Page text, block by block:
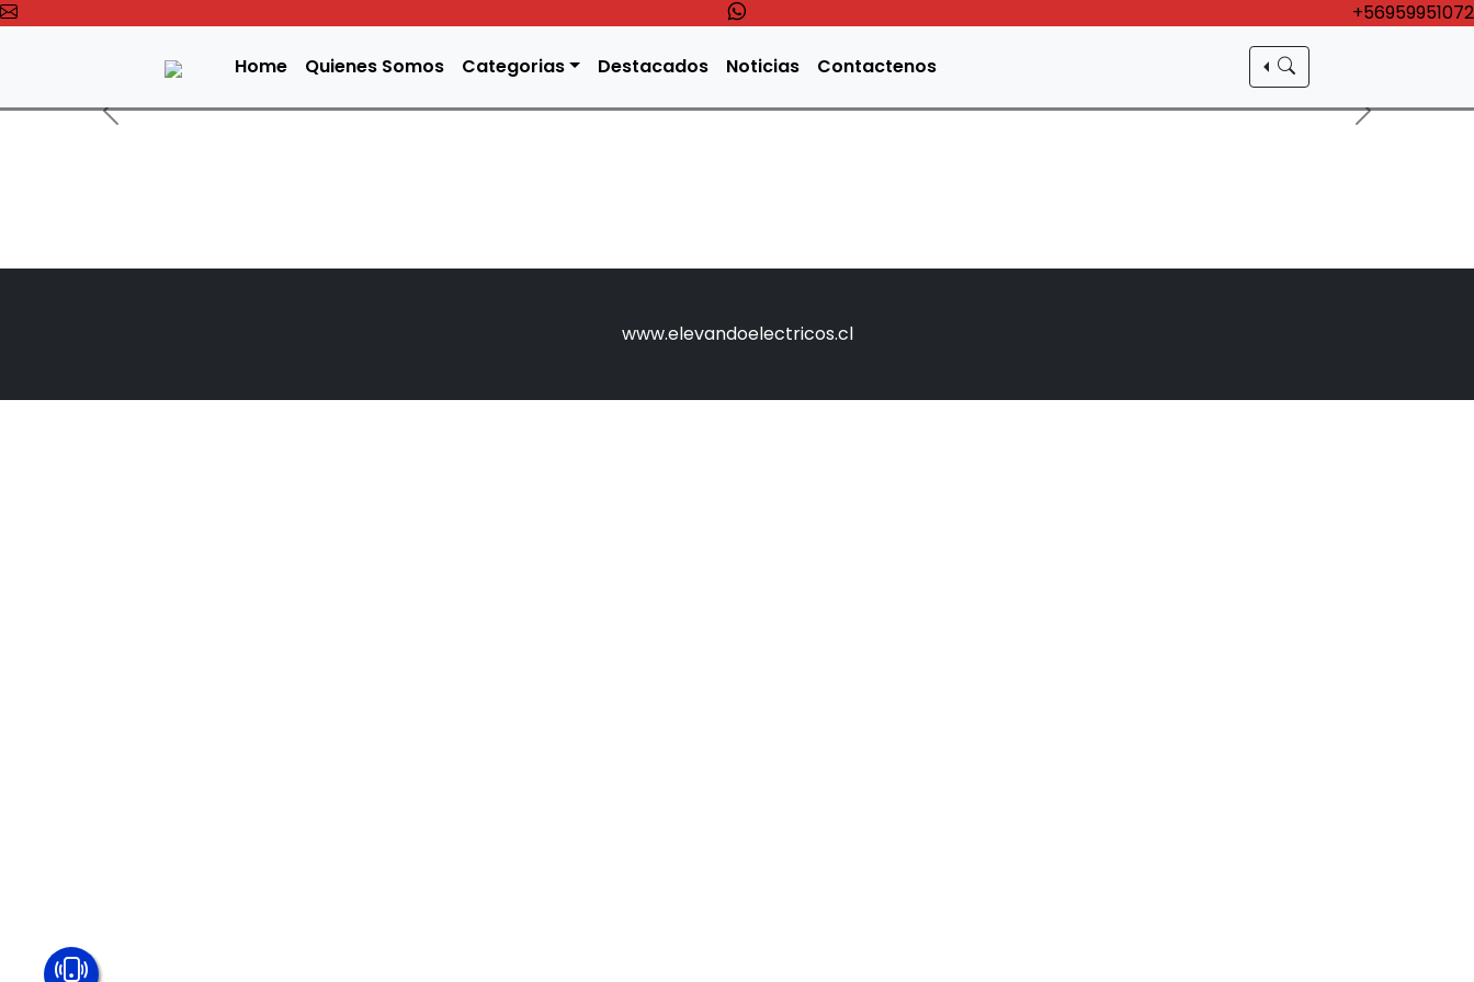
+56959951072
Home Quienes Somos Categorias Destacados Noticias Contactenos
Anterior Siguiente
www.elevandoelectricos.cl